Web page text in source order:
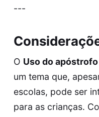
---
O Uso do
um tema que,
escolas, pode ser
para as crianças.